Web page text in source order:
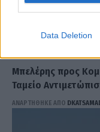
Data Deletion
Μπελέρης προς
Ταμείο
ΑΝΑΡΤΗΘΗΚΕ ΑΠΟ